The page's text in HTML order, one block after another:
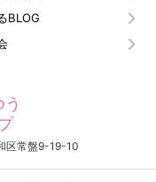
BLOG
区常盤9-19-10